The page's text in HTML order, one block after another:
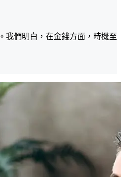
。我們明白，在金錢方面，時機至